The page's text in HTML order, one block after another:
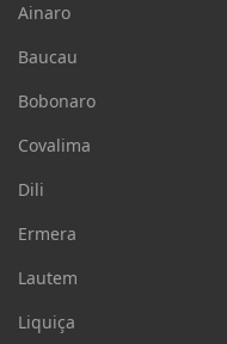
Ainaro
Baucau
Bobonaro
Covalima
Dili
Ermera
Lautem
Liquiça